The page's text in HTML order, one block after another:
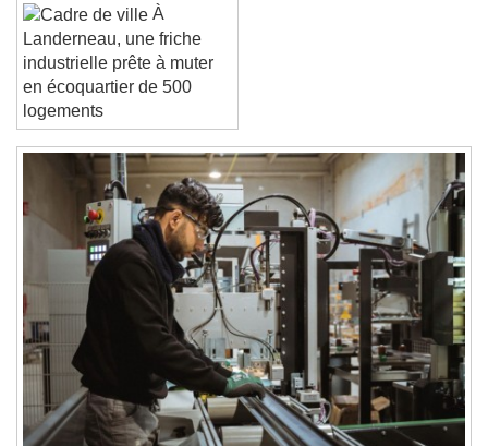
Reset
Done
Close Modal Dialog
End of dialog window.
À
Landerneau, une friche
industrielle prête à muter
en écoquartier de 500
logements